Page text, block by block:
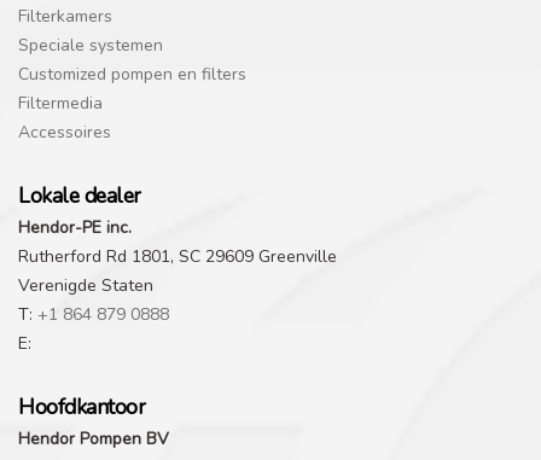
Filterkamers
Speciale systemen
Customized pompen en filters
Filtermedia
Accessoires
Lokale dealer
Hendor-PE inc.
Rutherford Rd 1801, SC 29609 Greenville
Verenigde Staten
T: +1 864 879 0888
E:
Hoofdkantoor
Hendor Pompen BV